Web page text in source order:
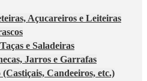
Açucareiros e Leiteiras
e Saladeiras
Jarros e Garrafas
Candeeiros, etc.)